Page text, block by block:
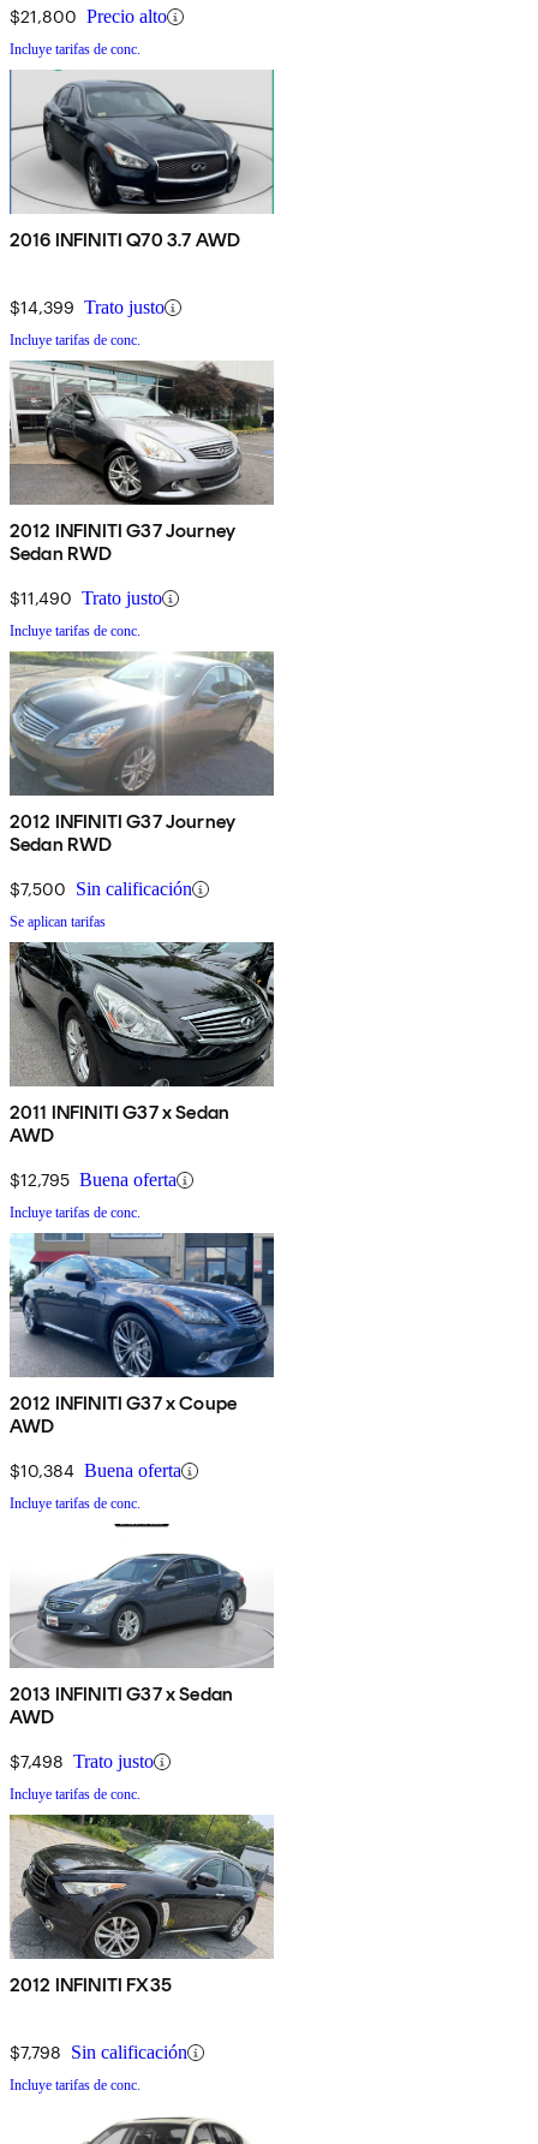
$21,800 Precio alto
Incluye tarifas de conc.
2016 INFINITI Q70 3.7 AWD
$14,399 Trato justo
Incluye tarifas de conc.
2012 INFINITI G37 Journey
Sedan RWD
$11,490 Trato justo
Incluye tarifas de conc.
2012 INFINITI G37 Journey
Sedan RWD
$7,500 Sin calificación
Se aplican tarifas
2011 INFINITI G37 x Sedan
AWD
$12,795 Buena oferta
Incluye tarifas de conc.
2012 INFINITI G37 x Coupe
AWD
$10,384 Buena oferta
Incluye tarifas de conc.
2013 INFINITI G37 x Sedan
AWD
$7,498 Trato justo
Incluye tarifas de conc.
2012 INFINITI FX35
$7,798 Sin calificación
Incluye tarifas de conc.